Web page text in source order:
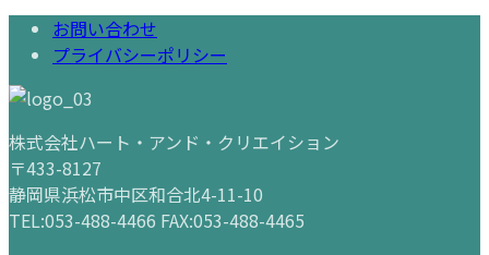
お問い合わせ
プライバシーポリシー
株式会社ハート・アンド・クリエイション
〒433-8127
静岡県浜松市中区和合北4-11-10
TEL:053-488-4466 FAX:053-488-4465